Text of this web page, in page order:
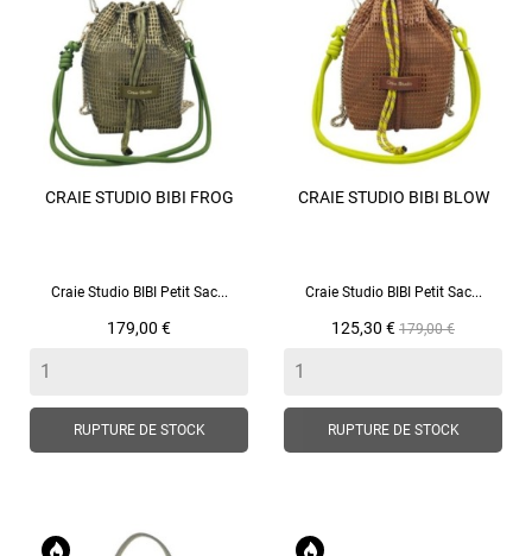
CRAIE STUDIO BIBI FROG
Craie Studio BIBI Petit Sac...
Prix
179,00 €
RUPTURE DE STOCK
CRAIE STUDIO BIBI BLOW
Craie Studio BIBI Petit Sac...
Prix
125,30 €Prix
179,00 €
RUPTURE DE STOCK